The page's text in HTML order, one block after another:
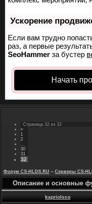
Ускорение
Если вам трудно
раз, а первые
SeoHammer за бустер
Начать
Страница 32 из 32
«
1
2
30
31
32
Форум CS-HLDS.RU » Серверы CS-
Описание и основные
kapriolsco